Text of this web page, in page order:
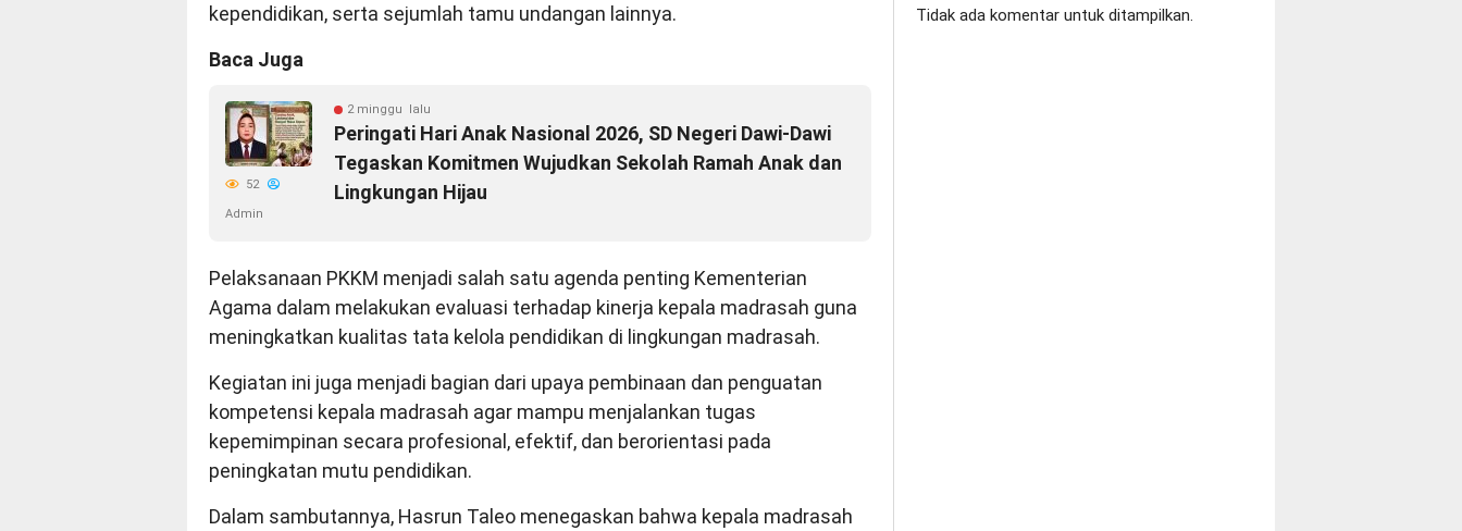
kependidikan, serta sejumlah tamu undangan lainnya.
Baca Juga
2 minggu lalu
Peringati Hari Anak Nasional 2026, SD Negeri Dawi-Dawi
Tegaskan Komitmen Wujudkan Sekolah Ramah Anak dan
Lingkungan Hijau
52
Admin
Pelaksanaan PKKM menjadi salah satu agenda penting Kementerian
Agama dalam melakukan evaluasi terhadap kinerja kepala madrasah guna
meningkatkan kualitas tata kelola pendidikan di lingkungan madrasah.
Kegiatan ini juga menjadi bagian dari upaya pembinaan dan penguatan
kompetensi kepala madrasah agar mampu menjalankan tugas
kepemimpinan secara profesional, efektif, dan berorientasi pada
peningkatan mutu pendidikan.
Dalam sambutannya, Hasrun Taleo menegaskan bahwa kepala madrasah
Tidak ada komentar untuk ditampilkan.